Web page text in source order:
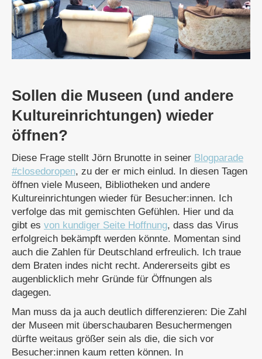
Sollen die Museen (und andere
Kultureinrichtungen) wieder
öffnen?
Diese Frage stellt Jörn Brunotte in seiner Blogparade
#closedoropen, zu der er mich einlud. In diesen Tagen
öffnen viele Museen, Bibliotheken und andere
Kultureinrichtungen wieder für Besucher:innen. Ich
verfolge das mit gemischten Gefühlen. Hier und da
gibt es von kundiger Seite Hoffnung, dass das Virus
erfolgreich bekämpft werden könnte. Momentan sind
auch die Zahlen für Deutschland erfreulich. Ich traue
dem Braten indes nicht recht. Andererseits gibt es
augenblicklich mehr Gründe für Öffnungen als
dagegen.
Man muss da ja auch deutlich differenzieren: Die Zahl
der Museen mit überschaubaren Besuchermengen
dürfte weitaus größer sein als die, die sich vor
Besucher:innen kaum retten können. In